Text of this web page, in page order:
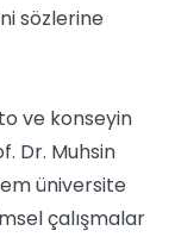
sözlerine
ve konseyin
Dr. Muhsin
üniversite
çalışmalar